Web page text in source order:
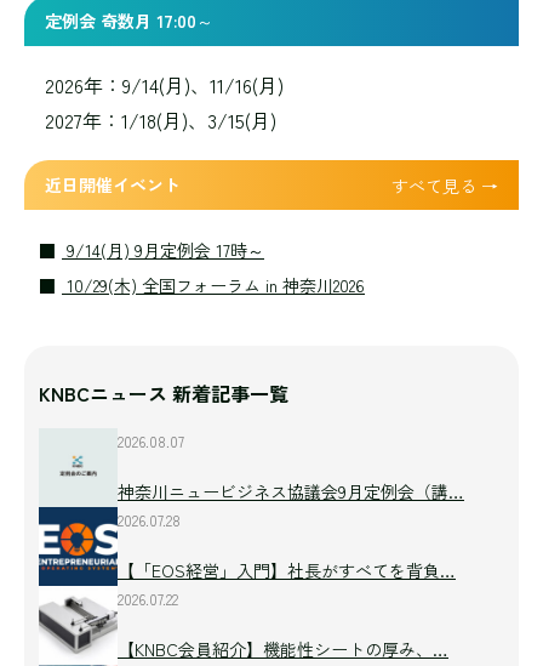
定例会 奇数月 17:00～
2026年：9/14(月)、11/16(月)
2027年：1/18(月)、3/15(月)
近日開催イベント すべて見る →
9/14(月) 9月定例会 17時～
10/29(木) 全国フォーラム in 神奈川2026
KNBCニュース 新着記事一覧
2026.08.07
神奈川ニュービジネス協議会9月定例会（講…
2026.07.28
【「EOS経営」入門】社長がすべてを背負…
2026.07.22
【KNBC会員紹介】機能性シートの厚み、…